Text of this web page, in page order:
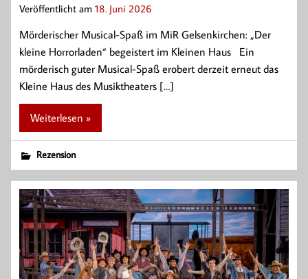
Veröffentlicht am 18. Juni 2026
Mörderischer Musical-Spaß im MiR Gelsenkirchen: „Der
kleine Horrorladen“ begeistert im Kleinen Haus Ein
mörderisch guter Musical-Spaß erobert derzeit erneut das
Kleine Haus des Musiktheaters […]
Weiterlesen »
Rezension